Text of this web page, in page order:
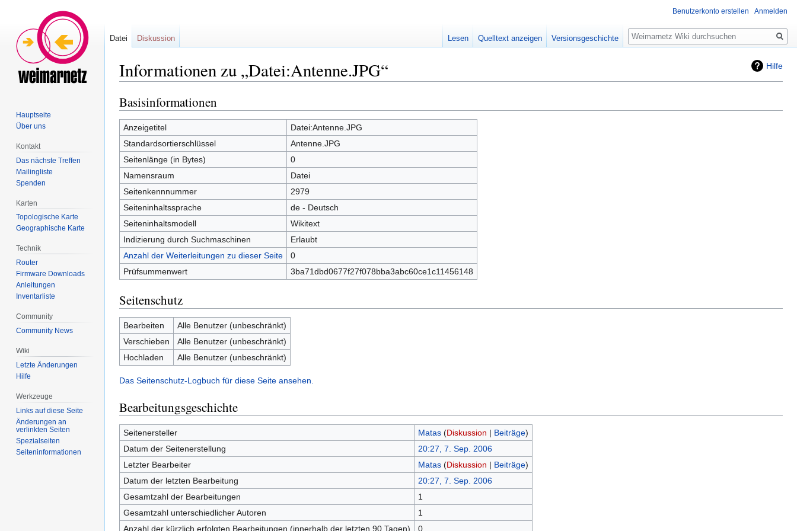
Hilfe
Informationen zu „Datei:Antenne.JPG“
Zur
Navigation
springen
Zur
Suche
springen
Basisinformationen
Anzeigetitel
Datei:Antenne.JPG
Standardsortierschlüssel
Antenne.JPG
Seitenlänge (in Bytes)
0
Namensraum
Datei
Seitenkennnummer
2979
Seiteninhaltssprache
de - Deutsch
Seiteninhaltsmodell
Wikitext
Indizierung durch Suchmaschinen
Erlaubt
Anzahl der Weiterleitungen zu dieser Seite
0
Prüfsummenwert
3ba71dbd0677f27f078bba3abc60ce1c11456148
Seitenschutz
Bearbeiten
Alle Benutzer (unbeschränkt)
Verschieben
Alle Benutzer (unbeschränkt)
Hochladen
Alle Benutzer (unbeschränkt)
Das Seitenschutz-Logbuch für diese Seite ansehen.
Bearbeitungsgeschichte
Seitenersteller Matas (Diskussion | Beiträge)
Datum der Seitenerstellung
20:27, 7. Sep. 2006
Letzter Bearbeiter
Matas (Diskussion | Beiträge)
Datum der letzten Bearbeitung
20:27, 7. Sep. 2006
Gesamtzahl der Bearbeitungen
1
Gesamtzahl unterschiedlicher Autoren
1
Anzahl der kürzlich erfolgten Bearbeitungen (innerhalb der letzten 90 Tagen)
0
Benutzerkonto erstellen Anmelden
Datei Diskussion Lesen Quelltext anzeigen Versionsgeschichte
Suche
Hauptseite
Über uns
Kontakt
Das nächste Treffen
Mailingliste
Spenden
Karten
Topologische Karte
Geographische Karte
Technik
Router
Firmware Downloads
Anleitungen
Inventarliste
Community
Community News
Wiki
Letzte Änderungen
Hilfe
Werkzeuge
Links auf diese Seite
Änderungen an
verlinkten Seiten
Spezialseiten
Seiten­informationen